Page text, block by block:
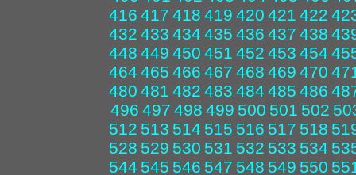
416 417 418 419 420 421 422
432 433 434 435 436 437 438
448 449 450 451 452 453 454
464 465 466 467 468 469 470
480 481 482 483 484 485 486
496 497 498 499 500 501 502
512 513 514 515 516 517 518
528 529 530 531 532 533 534
544 545 546 547 548 549 550